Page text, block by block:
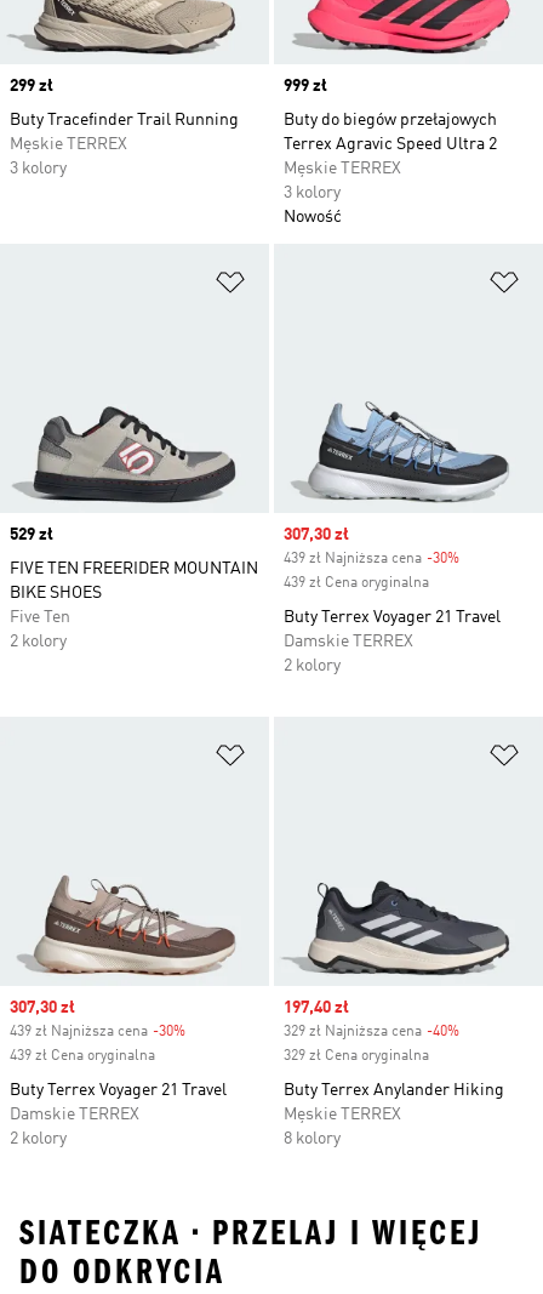
Price
299 zł
Buty Tracefinder Trail Running
Męskie TERREX
3 kolory
Price
999 zł
Buty do biegów przełajowych
Terrex Agravic Speed Ultra 2
Męskie TERREX
3 kolory
Nowość
Price
529 zł
FIVE TEN FREERIDER MOUNTAIN
BIKE SHOES
Five Ten
2 kolory
Sale price
307,30 zł
439 zł Najniższa cena -30%
439 zł Cena oryginalna
Buty Terrex Voyager 21 Travel
Damskie TERREX
2 kolory
Sale price
307,30 zł
439 zł Najniższa cena -30%
439 zł Cena oryginalna
Buty Terrex Voyager 21 Travel
Damskie TERREX
2 kolory
Sale price
197,40 zł
329 zł Najniższa cena -40%
329 zł Cena oryginalna
Buty Terrex Anylander Hiking
Męskie TERREX
8 kolory
SIATECZKA • PRZELAJ I WIĘCEJ
DO ODKRYCIA